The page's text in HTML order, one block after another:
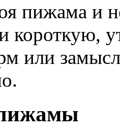
пижама и
короткую,
или